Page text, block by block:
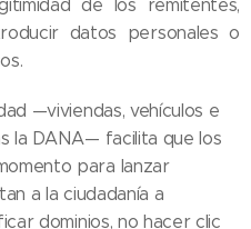
de los remitentes,
datos personales o
—viviendas, vehículos e
la DANA— facilita que los
para lanzar
a la ciudadanía a
dominios, no hacer clic